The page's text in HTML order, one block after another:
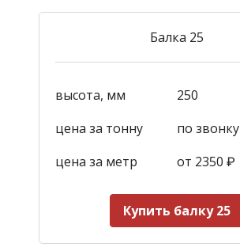
Балка 25
высота, мм
250
цена за тонну
по звонку
цена за метр
от 2350 ₽
Купить балку 25